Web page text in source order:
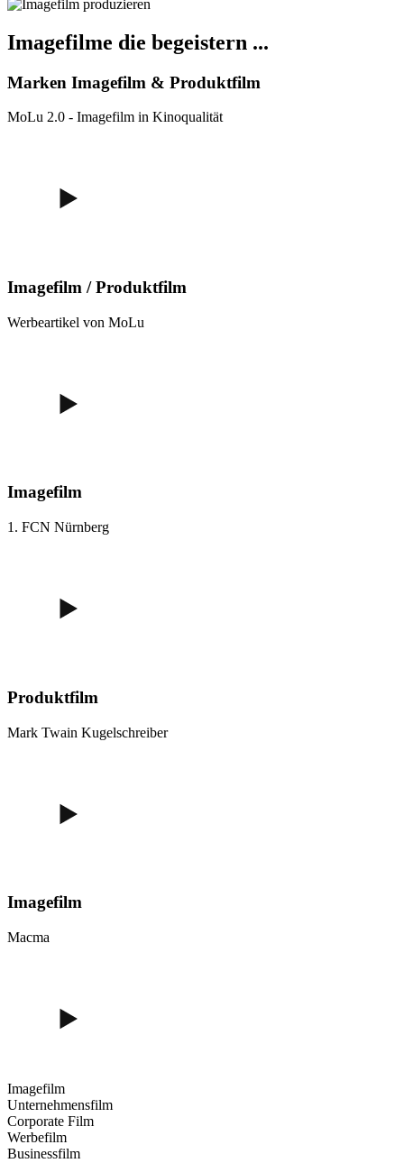
Imagefilme die begeistern ...
Marken Imagefilm & Produktfilm
MoLu 2.0 - Imagefilm in Kinoqualität
Imagefilm / Produktfilm
Werbeartikel von MoLu
Imagefilm
1. FCN Nürnberg
Produktfilm
Mark Twain Kugelschreiber
Imagefilm
Macma
Imagefilm
Unternehmensfilm
Corporate Film
Werbefilm
Businessfilm